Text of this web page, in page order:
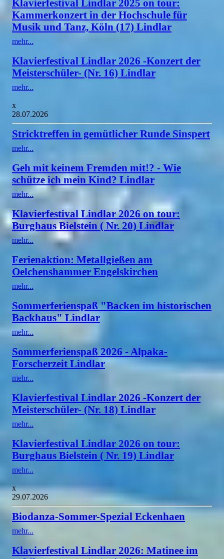
Klavierfestival Lindlar 2025 on tour:
Kammerkonzert in der Hochschule für
Musik und Tanz, Köln (17) Lindlar
mehr...
Klavierfestival Lindlar 2026 -Konzert der
Meisterschüler- (Nr. 16) Lindlar
mehr...
x
28.07.2026
Stricktreffen in gemütlicher Runde Sinspert
mehr...
Geh mit keinem Fremden mit!? - Wie
schütze ich mein Kind? Lindlar
mehr...
Klavierfestival Lindlar 2026 on tour:
Burghaus Bielstein ( Nr. 20) Lindlar
mehr...
Ferienaktion: Metallgießen am
Oelchenshammer Engelskirchen
mehr...
Sommerferienspaß "Backen im historischen
Backhaus" Lindlar
mehr...
Sommerferienspaß 2026 - Alpaka-
Forscherzeit Lindlar
mehr...
Klavierfestival Lindlar 2026 -Konzert der
Meisterschüler- (Nr. 18) Lindlar
mehr...
Klavierfestival Lindlar 2026 on tour:
Burghaus Bielstein ( Nr. 19) Lindlar
mehr...
x
29.07.2026
Biodanza-Sommer-Spezial Eckenhaen
mehr...
Klavierfestival Lindlar 2026: Matinee im